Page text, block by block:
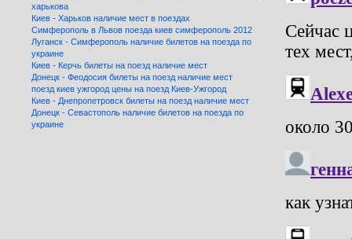
харькова
Киев - Харьков наличие мест в поездах
Симферополь в Львов поезда киев симферополь 2012
Луганск - Симферополь наличие билетов на поезда по
украине
Киев - Керчь билеты на поезд наличие мест
Донецк - Феодосия билеты на поезд наличие мест
поезд киев ужгород цены на поезд Киев-Ужгород
Киев - Днепропетровск билеты на поезд наличие мест
Донецк - Севастополь наличие билетов на поезда по
украине